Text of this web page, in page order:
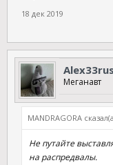
18 дек 2019
Аlex33rus
Меганавт
MANDRAGORA
Не путайте
на распредвалы.